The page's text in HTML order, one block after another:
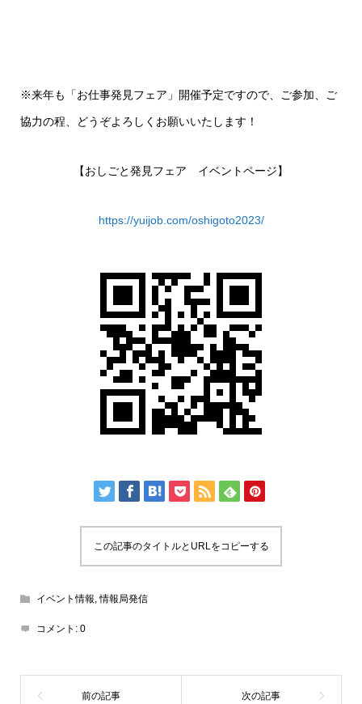
※来年も「お仕事発見フェア」開催予定ですので、ご参加、ご
協力の程、どうぞよろしくお願いいたします！
【おしごと発見フェア イベントページ】
https://yuijob.com/oshigoto2023/
この記事のタイトルとURLをコピーする
イベント情報,情報局発信
コメント: 0